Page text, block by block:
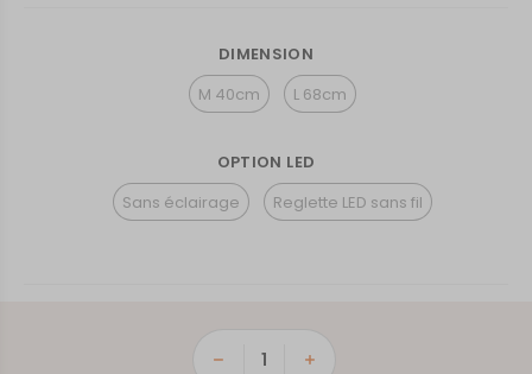
DIMENSION
M 40cm
L 68cm
OPTION LED
Sans éclairage
Reglette LED sans fil
quantité